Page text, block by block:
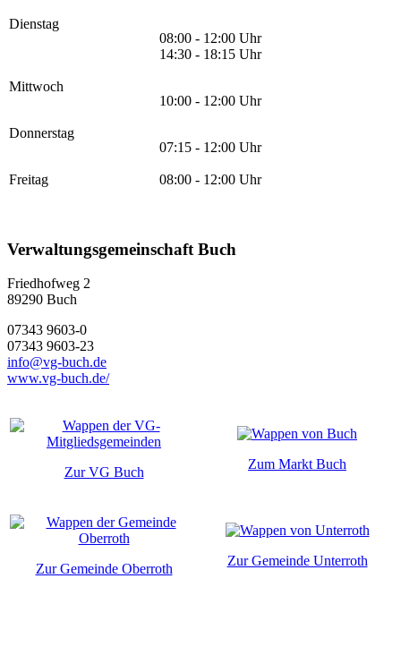
Dienstag
08:00 - 12:00 Uhr
14:30 - 18:15 Uhr
Mittwoch
10:00 - 12:00 Uhr
Donnerstag
07:15 - 12:00 Uhr
Freitag 08:00 - 12:00 Uhr
Verwaltungsgemeinschaft Buch
Friedhofweg 2
89290 Buch
07343 9603-0
07343 9603-23
info@vg-buch.de
www.vg-buch.de/
Zur VG Buch
Zum Markt Buch
Zur Gemeinde Oberroth
Zur Gemeinde Unterroth